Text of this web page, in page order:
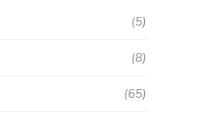
(5)
(8)
(65)